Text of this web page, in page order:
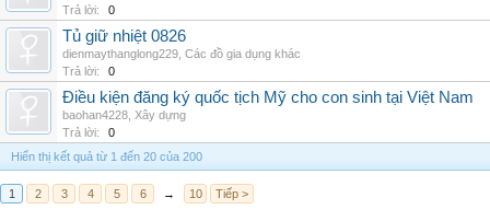
Trả lời:
0
Tủ giữ nhiệt 0826
dienmaythanglong229 Các đồ gia dụng khác
Trả lời:
0
Điều kiện đăng ký quốc tịch Mỹ cho con sinh tại Việt Nam
baohan4228 Xây dựng
Trả lời:
0
Hiển thị kết quả từ 1 đến 20 của 200
1 2 3 4 5 6 → 10 Tiếp >